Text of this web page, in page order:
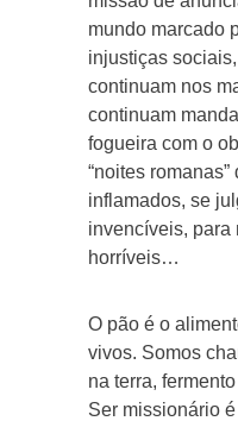
mundo marcado
injustiças
continuam nos
continuam
fogueira com o
“noites
inflamados, se
invencíveis, para
horríveis…
O pão é o
vivos. Somos
na terra,
Ser missionário